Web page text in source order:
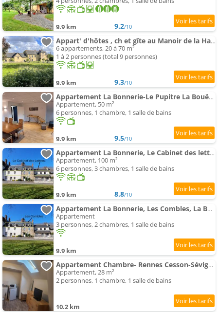
9.9 km 9.2/10
Appart' d'hôtes , ch et gîte au Manoir de la Haute Pilais
6 appartements, 20 à 70 m²
1 à 2 personnes (total 9 personnes)
9.9 km 9.3/10
Appartement La Bonnerie-Le Pupitre La Bouëxière
Appartement, 50 m²
6 personnes, 1 chambre, 1 salle de bains
9.9 km 9.5/10
Appartement La Bonnerie, Le Cabinet des lettres 3 chambres
Appartement, 100 m²
6 personnes, 3 chambres, 1 salle de bains
9.9 km 8.8/10
Appartement La Bonnerie, Les Combles, La Bouexière
Appartement
3 personnes, 2 chambres, 1 salle de bains
9.9 km
Appartement Chambre- Rennes Cesson-Sévigné
Appartement, 28 m²
2 personnes, 1 chambre, 1 salle de bains
10.2 km